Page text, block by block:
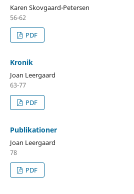
Karen Skovgaard-Petersen
56-62
PDF
Kronik
Joan Leergaard
63-77
PDF
Publikationer
Joan Leergaard
78
PDF